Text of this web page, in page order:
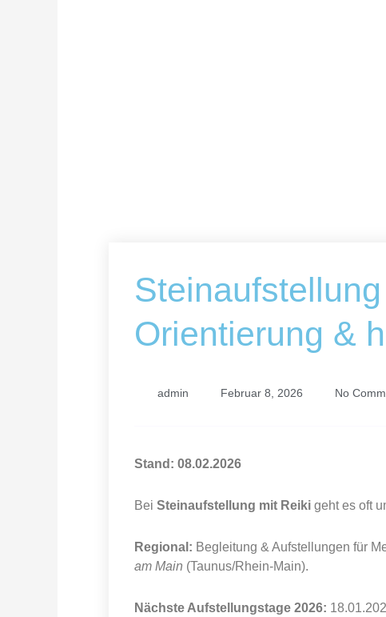
Orientierung &
admin Februar 8, 2026 No
Stand: 08.02.2026
Bei Steinaufstellung mit Reiki geht es oft
Regional: Begleitung & Aufstellungen für
am Main (Taunus/Rhein-Main).
Nächste Aufstellungstage 2026: